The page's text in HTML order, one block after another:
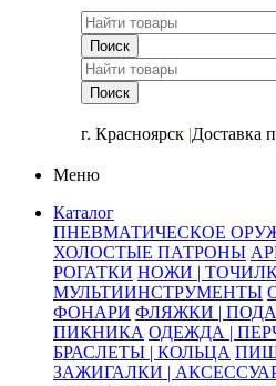
г. Красноярск |Доставка
Меню
Каталог
ПНЕВМАТИЧЕСКОЕ
ХОЛОСТЫЕ ПАТРОНЫ
РОГАТКИ НОЖИ |
МУЛЬТИИНСТРУМЕНТЫ
ФОНАРИ ФЛЯЖКИ |
ПИКНИКА ОДЕЖДА |
БРАСЛЕТЫ | КОЛЬЦА
ЗАЖИГАЛКИ |